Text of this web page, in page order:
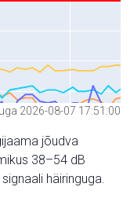
2026-08-07 17:51:00
jõudva
38–54 dB
häiringuga.